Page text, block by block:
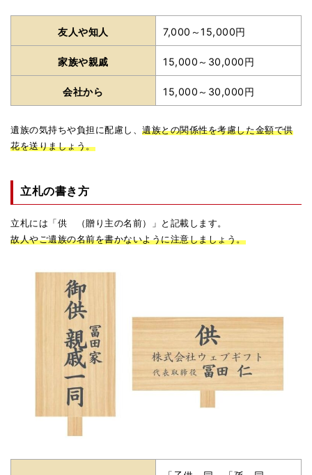
友人や知人 7,000～15,000円
家族や親戚 15,000～30,000円
会社から 15,000～30,000円
遺族の気持ちや負担に配慮し、遺族との関係性を考慮した金額で供
花を送りましょう。
立札の書き方
立札には「供 （贈り主の名前）」と記載します。
故人やご遺族の名前を書かないように注意しましょう。